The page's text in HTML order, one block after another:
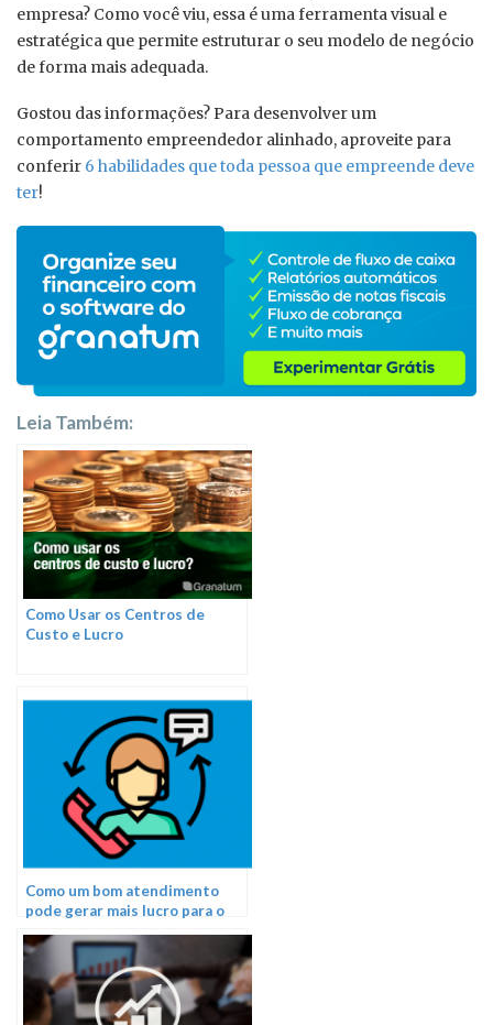
empresa? Como você viu, essa é uma ferramenta visual e
estratégica que permite estruturar o seu modelo de negócio
de forma mais adequada.
Gostou das informações? Para desenvolver um
comportamento empreendedor alinhado, aproveite para
conferir 6 habilidades que toda pessoa que empreende deve
ter!
Leia Também:
Como Usar os Centros de
Custo e Lucro
Como um bom atendimento
pode gerar mais lucro para o
seu negócio?